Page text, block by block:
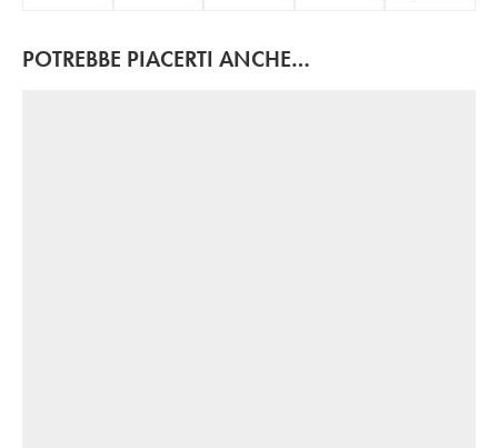
POTREBBE PIACERTI ANCHE…